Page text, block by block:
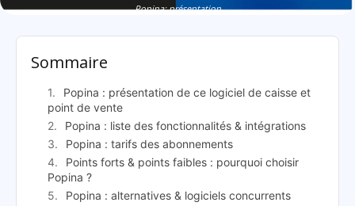
Popina: présentation
Sommaire
Popina : présentation de ce logiciel de caisse et
point de vente
Popina : liste des fonctionnalités & intégrations
Popina : tarifs des abonnements
Points forts & points faibles : pourquoi choisir
Popina ?
Popina : alternatives & logiciels concurrents